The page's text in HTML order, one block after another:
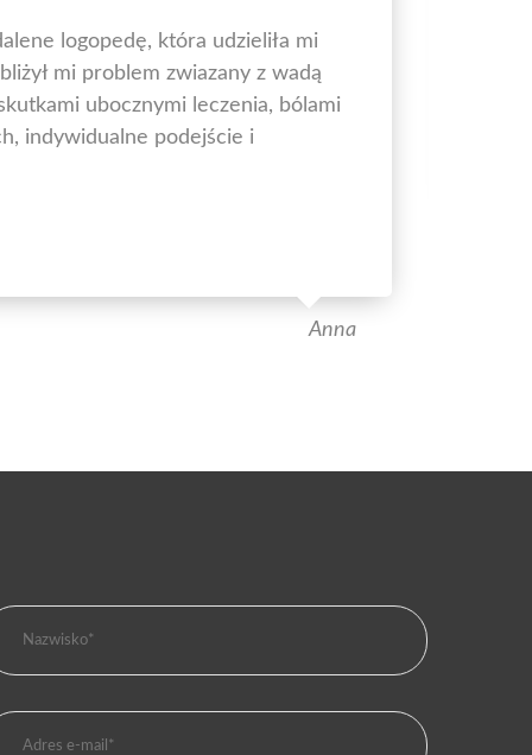
logopedę, która udzieliła mi
mi problem zwiazany z wadą
ubocznymi leczenia, bólami
indywidualne podejście i
Anna